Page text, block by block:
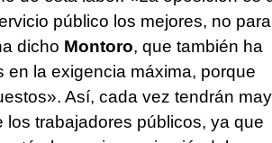
público los mejores, no para
dicho Montoro, que también ha
la exigencia máxima, porque
Así, cada vez tendrán
trabajadores públicos, ya que